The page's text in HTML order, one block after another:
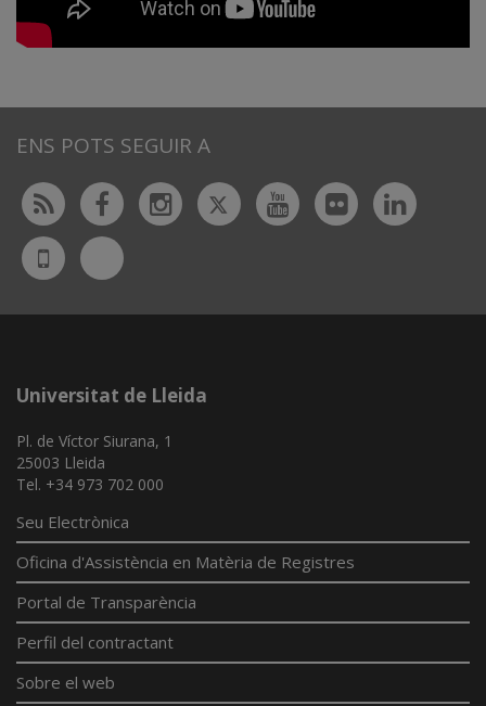
ENS POTS SEGUIR A
Rss FacebookInstagram
TwitterYoutubeFlickr
UdL
App
Bluesky
Universitat de Lleida
Pl. de Víctor Siurana, 1
25003 Lleida
Tel. +34 973 702 000
Seu Electrònica
Oficina d'Assistència en Matèria de Registres
Portal de Transparència
Perfil del contractant
Sobre el web